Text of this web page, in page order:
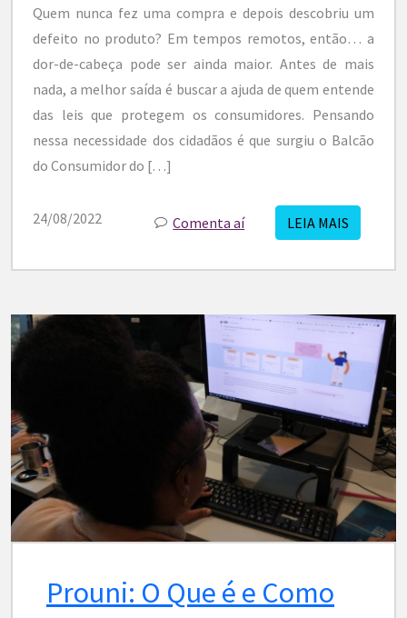
Quem nunca fez uma compra e depois descobriu um
defeito no produto? Em tempos remotos, então… a
dor-de-cabeça pode ser ainda maior. Antes de mais
nada, a melhor saída é buscar a ajuda de quem entende
das leis que protegem os consumidores. Pensando
nessa necessidade dos cidadãos é que surgiu o Balcão
do Consumidor do […]
24/08/2022 Comenta aí LEIA MAIS
Prouni: O Que é e Como